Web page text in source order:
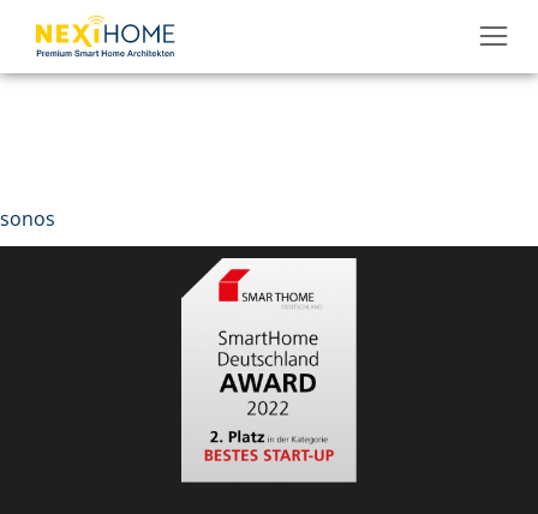
sonos